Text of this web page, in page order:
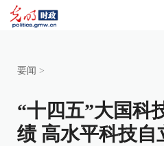
要闻 >
“十四五”大国科
绩 高水平科技自